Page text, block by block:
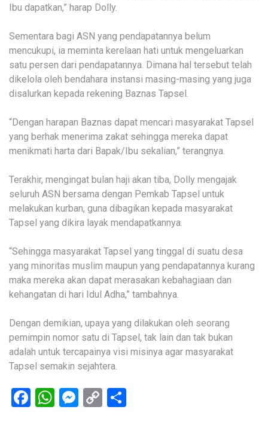
Ibu dapatkan,” harap Dolly.
Sementara bagi ASN yang pendapatannya belum
mencukupi, ia meminta kerelaan hati untuk mengeluarkan
satu persen dari pendapatannya. Dimana hal tersebut telah
dikelola oleh bendahara instansi masing-masing yang juga
disalurkan kepada rekening Baznas Tapsel.
“Dengan harapan Baznas dapat mencari masyarakat Tapsel
yang berhak menerima zakat sehingga mereka dapat
menikmati harta dari Bapak/Ibu sekalian,” terangnya.
Terakhir, mengingat bulan haji akan tiba, Dolly mengajak
seluruh ASN bersama dengan Pemkab Tapsel untuk
melakukan kurban, guna dibagikan kepada masyarakat
Tapsel yang dikira layak mendapatkannya.
“Sehingga masyarakat Tapsel yang tinggal di suatu desa
yang minoritas muslim maupun yang pendapatannya kurang
maka mereka akan dapat merasakan kebahagiaan dan
kehangatan di hari Idul Adha,” tambahnya.
Dengan demikian, upaya yang dilakukan oleh seorang
pemimpin nomor satu di Tapsel, tak lain dan tak bukan
adalah untuk tercapainya visi misinya agar masyarakat
Tapsel semakin sejahtera.
Facebook
WhatsApp
Messenger
Copy